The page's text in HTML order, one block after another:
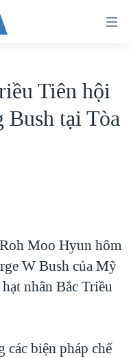
MỸ: QUÁ KHỨ VÀ HIỆN
Tiên hội
tại Tòa
Moo Hyun hôm
W Bush của Mỹ
nhân Bắc Triều
biện pháp chế